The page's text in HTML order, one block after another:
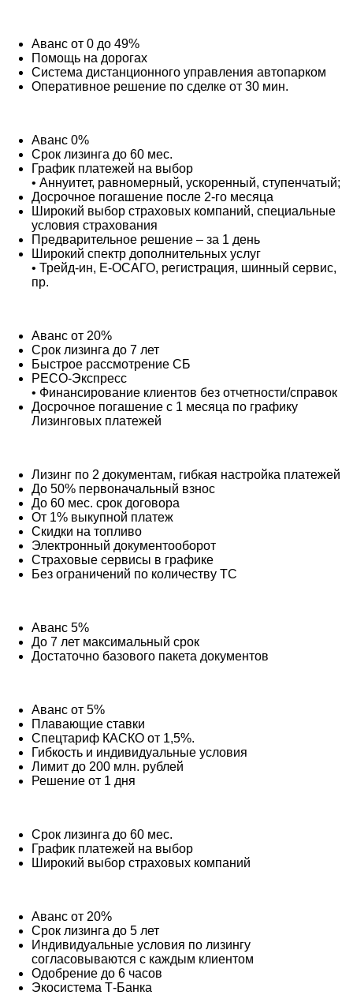
Аванс от 0 до 49%
Помощь на дорогах
Система дистанционного управления автопарком
Оперативное решение по сделке от 30 мин.
Аванс 0%
Срок лизинга до 60 мес.
График платежей на выбор
• Аннуитет, равномерный, ускоренный, ступенчатый;
Досрочное погашение после 2-го месяца
Широкий выбор страховых компаний, специальные
условия страхования
Предварительное решение – за 1 день
Широкий спектр дополнительных услуг
• Трейд-ин, Е-ОСАГО, регистрация, шинный сервис,
пр.
Аванс от 20%
Срок лизинга до 7 лет
Быстрое рассмотрение СБ
РЕСО-Экспресс
• Финансирование клиентов без отчетности/справок
Досрочное погашение с 1 месяца по графику
Лизинговых платежей
Лизинг по 2 документам, гибкая настройка платежей
До 50% первоначальный взнос
До 60 мес. срок договора
От 1% выкупной платеж
Cкидки на топливо
Электронный документооборот
Страховые сервисы в графике
Без ограничений по количеству ТС
Аванс 5%
До 7 лет максимальный срок
Достаточно базового пакета документов
Аванс от 5%
Плавающие ставки
Спецтариф КАСКО от 1,5%.
Гибкость и индивидуальные условия
Лимит до 200 млн. рублей
Решение от 1 дня
Срок лизинга до 60 мес.
График платежей на выбор
Широкий выбор страховых компаний
Аванс от 20%
Срок лизинга до 5 лет
Индивидуальные условия по лизингу
согласовываются с каждым клиентом
Одобрение до 6 часов
Экосистема Т-Банка